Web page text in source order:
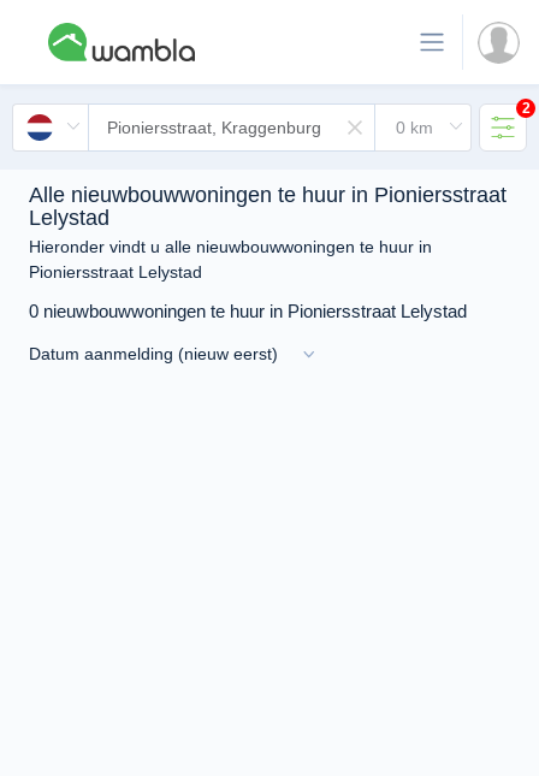
2
Alle nieuwbouwwoningen te huur in Pioniersstraat
Lelystad
Hieronder vindt u alle nieuwbouwwoningen te huur in
Pioniersstraat Lelystad
0 nieuwbouwwoningen te huur in Pioniersstraat Lelystad